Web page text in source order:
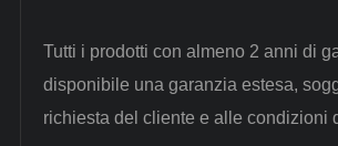
Tutti i prodotti con almeno 2 anni di
disponibile una garanzia estesa,
richiesta del cliente e alle condizioni